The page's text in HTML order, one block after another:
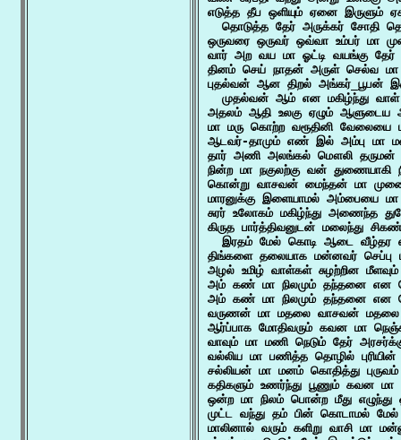
எடுத்த தீப ஒளியும் ஏனை இருளும்
தொடுத்த தேர் அருக்கர் சோதி
ஒருவரை ஒருவர் ஒவ்வா உம்பர் மா
வார் அற வய மா ஓட்டி வயங்கு தேர்
தினம் செய் நாதன் அருள் செல்வ
புதல்வன் ஆன திறல் அங்கர்_பூபன்
முதல்வன் ஆம் என மகிழ்ந்து வாள்
அதலம் ஆதி உலகு ஏழும் ஆளுடைய
மா மரு கொற்ற வரூதினி வேலையை
ஆடவர்-தாமும் எண் இல் அம்பு மா
தார் அணி அலங்கல் மௌலி தருமன்
நின்ற மா நகுலற்கு வன் துணையாகி
கொன்று வாசவன் மைந்தன் மா முனை
மாரனுக்கு இளையாமல் அம்பையை மா
சுரர் உலோகம் மகிழ்ந்து அணைந்த
கிருத பார்த்திவனுடன் மலைந்து
இரதம் மேல் கொடி ஆடை வீழ்தர
திங்களை தலையாக மன்னவர் செப்பு
அழல் உமிழ் வாள்கள் சுழற்றின
அம் கண் மா நிலமும் தந்தனை என
அம் கண் மா நிலமும் தந்தனை என
வருணன் மா மதலை வாசவன் மதலை
ஆர்ப்பாக மோதிவரும் கவன மா நெஞ்சு
வாவும் மா மணி நெடும் தேர்
வல்லிய மா பணித்த தொழில்
சல்லியன் மா மனம் கொதித்து
கதிகளும் உணர்ந்து பூணும் கவன மா
ஒன்ற மா நிலம் பொன்ற மீது
முட்ட வந்து தம் பின் கொடாமல்
மாலினால் வரும் களிறு வாசி மா